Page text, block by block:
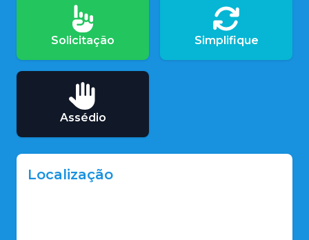
Solicitação Simplifique
Assédio
Localização